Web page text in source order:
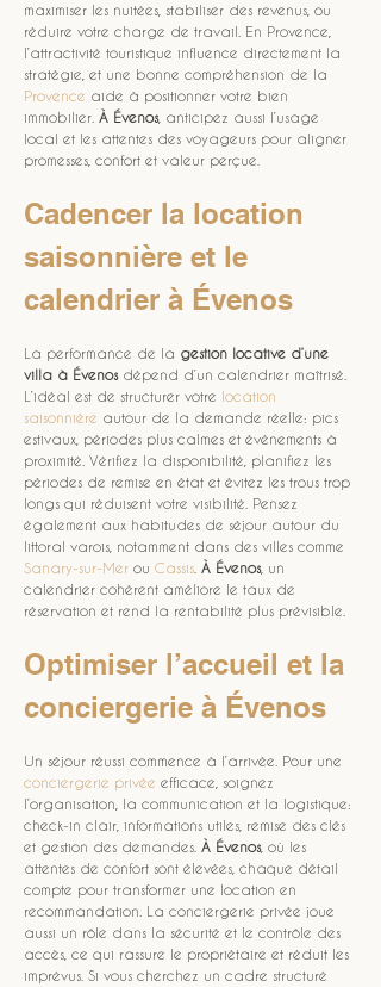
maximiser les nuitées, stabiliser des revenus, ou
réduire votre charge de travail. En Provence,
l’attractivité touristique influence directement la
stratégie, et une bonne compréhension de la
Provence aide à positionner votre bien
immobilier. À Évenos, anticipez aussi l’usage
local et les attentes des voyageurs pour aligner
promesses, confort et valeur perçue.
Cadencer la location
saisonnière et le
calendrier à Évenos
La performance de la gestion locative d’une
villa à Évenos dépend d’un calendrier maîtrisé.
L’idéal est de structurer votre location
saisonnière autour de la demande réelle: pics
estivaux, périodes plus calmes et événements à
proximité. Vérifiez la disponibilité, planifiez les
périodes de remise en état et évitez les trous trop
longs qui réduisent votre visibilité. Pensez
également aux habitudes de séjour autour du
littoral varois, notamment dans des villes comme
Sanary-sur-Mer ou Cassis À Évenos, un
calendrier cohérent améliore le taux de
réservation et rend la rentabilité plus prévisible.
Optimiser l’accueil et la
conciergerie à Évenos
Un séjour réussi commence à l’arrivée. Pour une
conciergerie privée efficace, soignez
l’organisation, la communication et la logistique:
check-in clair, informations utiles, remise des clés
et gestion des demandes. À Évenos, où les
attentes de confort sont élevées, chaque détail
compte pour transformer une location en
recommandation. La conciergerie privée joue
aussi un rôle dans la sécurité et le contrôle des
accès, ce qui rassure le propriétaire et réduit les
imprévus. Si vous cherchez un cadre structuré